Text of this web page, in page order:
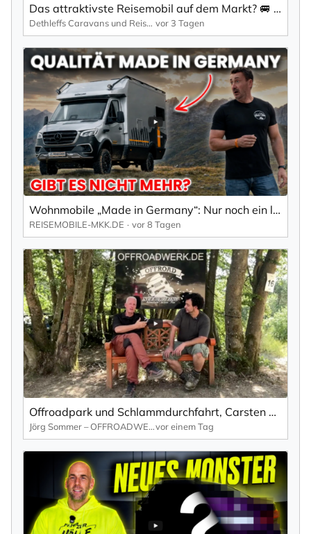
Das attraktivste Reisemobil auf dem Markt? 🚐 | Der GLOBEBUS GO ACTIVE T 45
Dethleffs Caravans und Reisemobile vor 3 Tagen
Wohnmobile „Made in Germany“: Nur noch ein leeres Versprechen?
REISEMOBILE-MKK.DE vor 8 Tagen
Offroadpark und Schlammdurchfahrt, Carsten und Jörg, und nichts als die Wahrheit.
Jörg Sommer – OFFROADWERKvor einem Tag